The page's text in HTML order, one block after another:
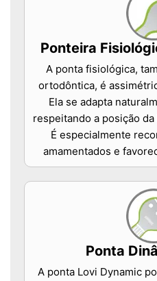
Ponteira
A ponta fisiológica,
ortodôntica, é
Ela se adapta
respeitando a posição
É especialmente
amamentados e
Ponta
A ponta Lovi Dynamic